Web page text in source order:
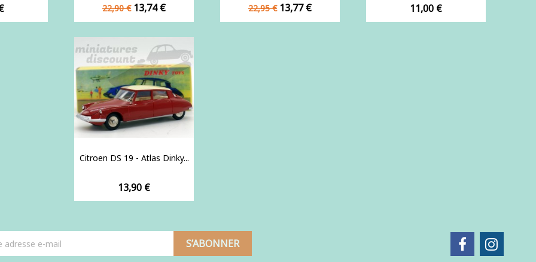
Prix
de
22,90 € Prix
13,74 €
Prix
de
22,95 € Prix
13,77 € Prix
11,00 €
Citroen DS 19 - Atlas Dinky...
Prix
13,90 €